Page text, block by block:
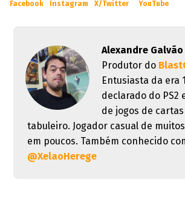
Facebook Instagram X/Twitter YouTube
Alexandre Galvão
Produtor do
Entusiasta da era
declarado do PS2
de jogos de
tabuleiro. Jogador casual de
em poucos. Também conhecido
@XelaoHerege